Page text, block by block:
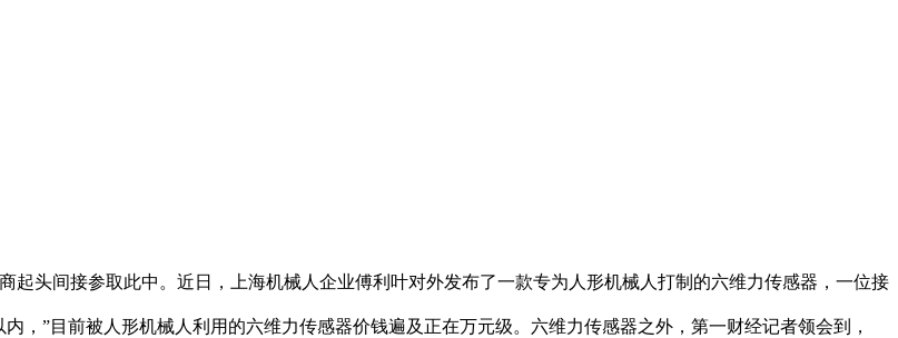
头间接参取此中。近日，上海机械人企业傅利叶对外发布了一款专为人形机械人打制的六维力传感器，一位接
，”目前被人形机械人利用的六维力传感器价钱遍及正在万元级。六维力传感器之外，第一财经记者领会到，